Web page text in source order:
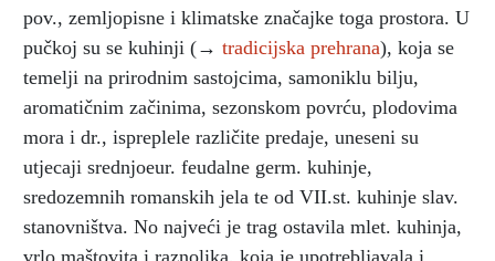
pov., zemljopisne i klimatske značajke toga prostora. U
pučkoj su se kuhinji (→ tradicijska prehrana), koja se
temelji na prirodnim sastojcima, samoniklu bilju,
aromatičnim začinima, sezonskom povrću, plodovima
mora i dr., ispreplele različite predaje, uneseni su
utjecaji srednjoeur. feudalne germ. kuhinje,
sredozemnih romanskih jela te od VII.st. kuhinje slav.
stanovništva. No najveći je trag ostavila mlet. kuhinja,
vrlo maštovita i raznolika, koja je upotrebljavala i